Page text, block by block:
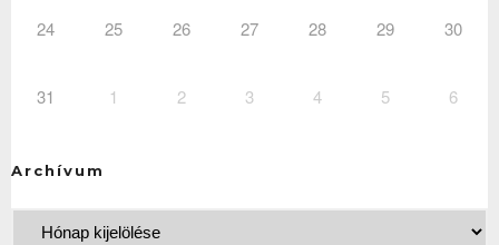
24 25 26 27 28 29 30
31 1 2 3 4 5 6
Archívum